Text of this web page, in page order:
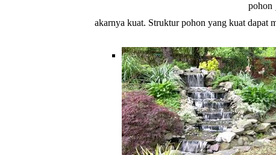
pohon
akarnya kuat. Struktur pohon yang kuat dapat